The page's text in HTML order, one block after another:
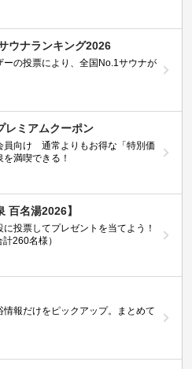
ウナランキング2026
ーの投票により、全国No.1サウナが
レミアムクーポン
員向け 通常よりもお得な「特別価
満喫できる！
百名湯2026】
投票してプレゼントを当てよう！
計260名様）
情報だけをピックアップ。まとめて